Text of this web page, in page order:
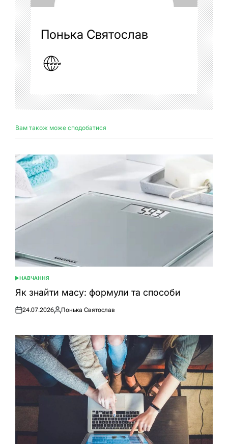
Понька Святослав
Вам також може сподобатися
ОПУБЛІКУВАТИ
У
НАВЧАННЯ
Як знайти масу: формули та способи
Оприлюднено
24.07.2026
Опубліковано
Понька Святослав